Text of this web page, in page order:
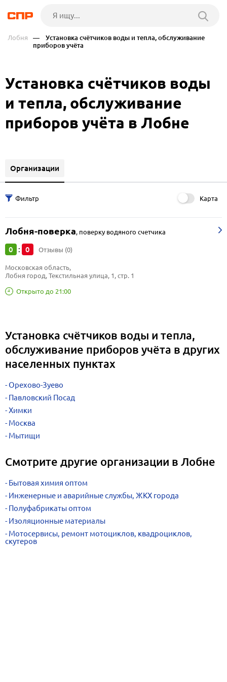
Лобня
— Установка счётчиков воды и тепла, обслуживание
приборов учёта
Установка счётчиков воды
и тепла, обслуживание
приборов учёта в Лобне
Организации
Карта
Лобня-поверка, поверку водяного счетчика
0 : 0 Отзывы (0)
Открыто до 21:00
Московская область,
Лобня город, Текстильная улица, 1, стр. 1
Установка счётчиков воды и тепла,
обслуживание приборов учёта в других
населенных пунктах
Орехово-Зуево
Павловский Посад
Химки
Москва
Мытищи
Смотрите другие организации в Лобне
Бытовая химия оптом
Инженерные и аварийные службы, ЖКХ города
Полуфабрикаты оптом
Изоляционные материалы
Мотосервисы, ремонт мотоциклов, квадроциклов,
скутеров